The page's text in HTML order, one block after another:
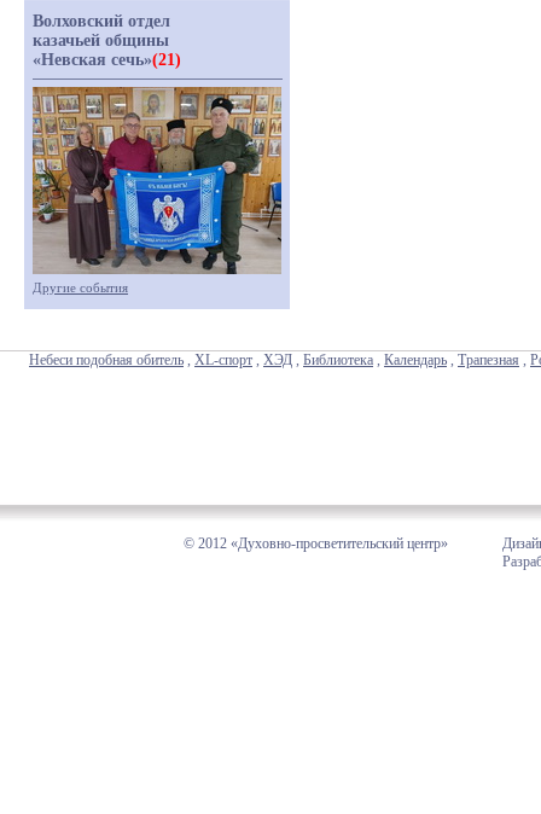
Волховский отдел
казачьей общины
«Невская сечь»(21)
Другие события
Небеси подобная обитель , XL-спорт , ХЭД , Библиотека , Календарь , Трапезная ,
© 2012 «Духовно-просветительский центр»